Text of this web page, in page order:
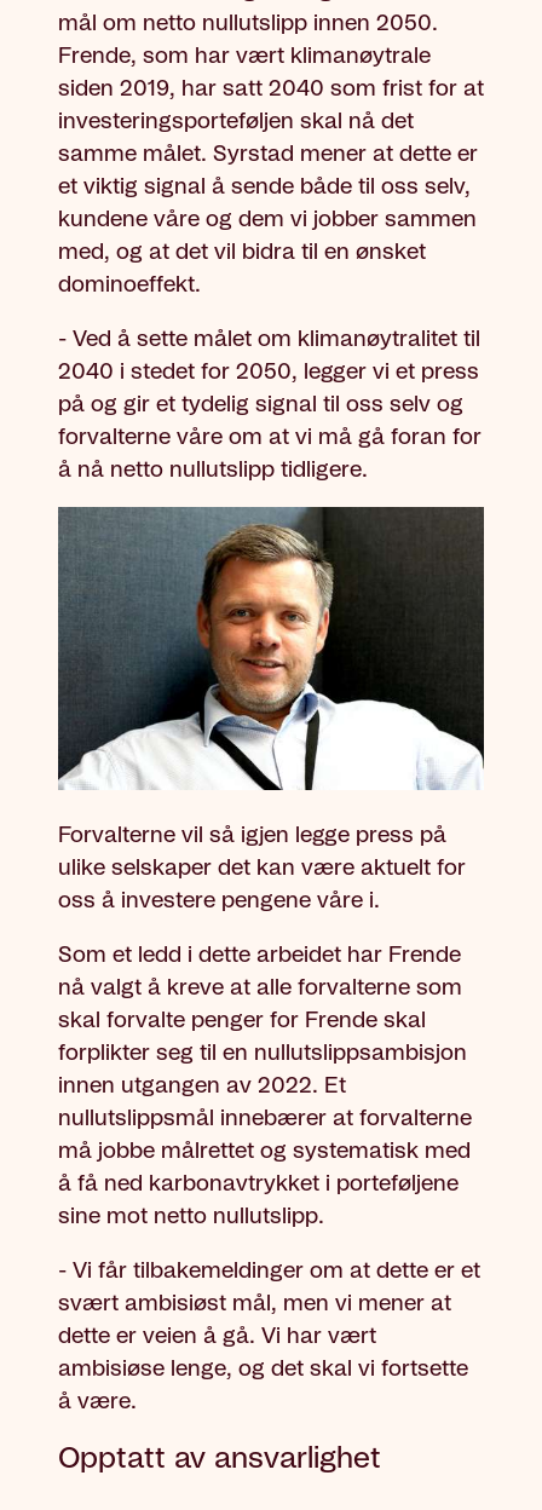
mål om netto nullutslipp innen 2050.
Frende, som har vært klimanøytrale
siden 2019, har satt 2040 som frist for at
investeringsporteføljen skal nå det
samme målet. Syrstad mener at dette er
et viktig signal å sende både til oss selv,
kundene våre og dem vi jobber sammen
med, og at det vil bidra til en ønsket
dominoeffekt.
- Ved å sette målet om klimanøytralitet til
2040 i stedet for 2050, legger vi et press
på og gir et tydelig signal til oss selv og
forvalterne våre om at vi må gå foran for
å nå netto nullutslipp tidligere.
Forvalterne vil så igjen legge press på
ulike selskaper det kan være aktuelt for
oss å investere pengene våre i.
Som et ledd i dette arbeidet har Frende
nå valgt å kreve at alle forvalterne som
skal forvalte penger for Frende skal
forplikter seg til en nullutslippsambisjon
innen utgangen av 2022. Et
nullutslippsmål innebærer at forvalterne
må jobbe målrettet og systematisk med
å få ned karbonavtrykket i porteføljene
sine mot netto nullutslipp.
- Vi får tilbakemeldinger om at dette er et
svært ambisiøst mål, men vi mener at
dette er veien å gå. Vi har vært
ambisiøse lenge, og det skal vi fortsette
å være.
Opptatt av ansvarlighet